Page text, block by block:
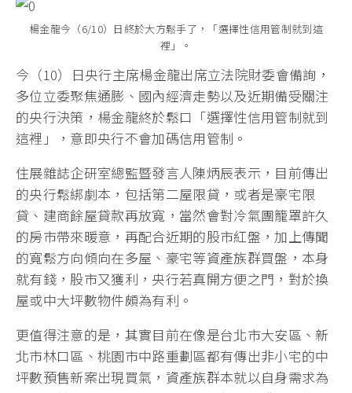
楊金龍今（6/10）日終於大方鬆手了，「選擇性信用管制就到這
裡」。
今（10）日央行主席楊金龍出席立法院財委會備詢，
多位立委聚焦通膨、國內經濟走勢以及近期備受關注
的央行決策，楊金龍終於鬆口「選擇性信用管制就到
這裡」，意即央行不會加碼信用管制。
住展雜誌企研室總監暨發言人陳炳辰表示，目前傳出
的央行鬆綁劇本，包括第二屋限貸，或者是豪宅限
貸、建商餘屋貸款再放寬，當然會對冷氣團籠罩許久
的房市帶來暖意，再配合近期的股市紅盤，加上傳聞
的寬鬆方向傾向在多屋、豪宅等資產族群買盤，本身
就有錢，股市又獲利，央行若真開方便之門，對於換
屋或中大坪數物件頗為有利。
更值得注意的是，其實目前在像是台北市大安區、新
北市林口區、桃園市中路重劃區都有傳出非小宅的中
坪數預售新案出現買氣，資產族群本就以自身需求為